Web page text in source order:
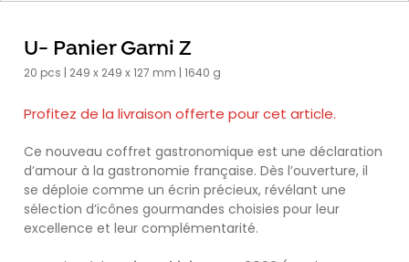
U- Panier Garni Z
20 pcs | 249 x 249 x 127 mm | 1640 g
Profitez de la livraison offerte pour cet article.
Ce nouveau coffret gastronomique est une déclaration
d’amour à la gastronomie française. Dès l’ouverture, il
se déploie comme un écrin précieux, révélant une
sélection d’icônes gourmandes choisies pour leur
excellence et leur complémentarité.